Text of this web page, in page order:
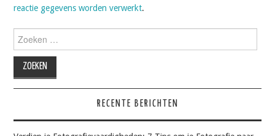
reactie gegevens worden verwerkt.
naar:
RECENTE BERICHTEN